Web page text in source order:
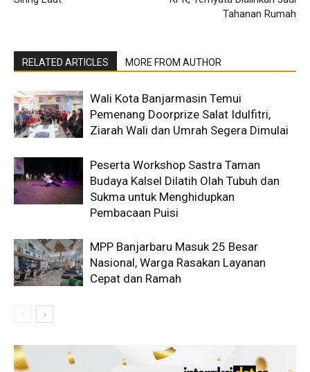
Tahanan Rumah
RELATED ARTICLES MORE FROM AUTHOR
Wali Kota Banjarmasin Temui
Pemenang Doorprize Salat Idulfitri,
Ziarah Wali dan Umrah Segera Dimulai
Peserta Workshop Sastra Taman
Budaya Kalsel Dilatih Olah Tubuh dan
Sukma untuk Menghidupkan
Pembacaan Puisi
MPP Banjarbaru Masuk 25 Besar
Nasional, Warga Rasakan Layanan
Cepat dan Ramah